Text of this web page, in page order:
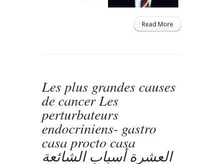
–
العشرة
الشائعة
للاصابة
بالسرطان
–
الجزء
Read More
Les plus grandes causes
de cancer Les
perturbateurs
endocriniens- gastro
casa procto casa
العشرة أسباب الشائعة